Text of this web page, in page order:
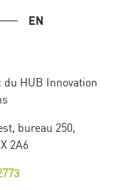
EN
du HUB Innovation
bureau 250,
2A6